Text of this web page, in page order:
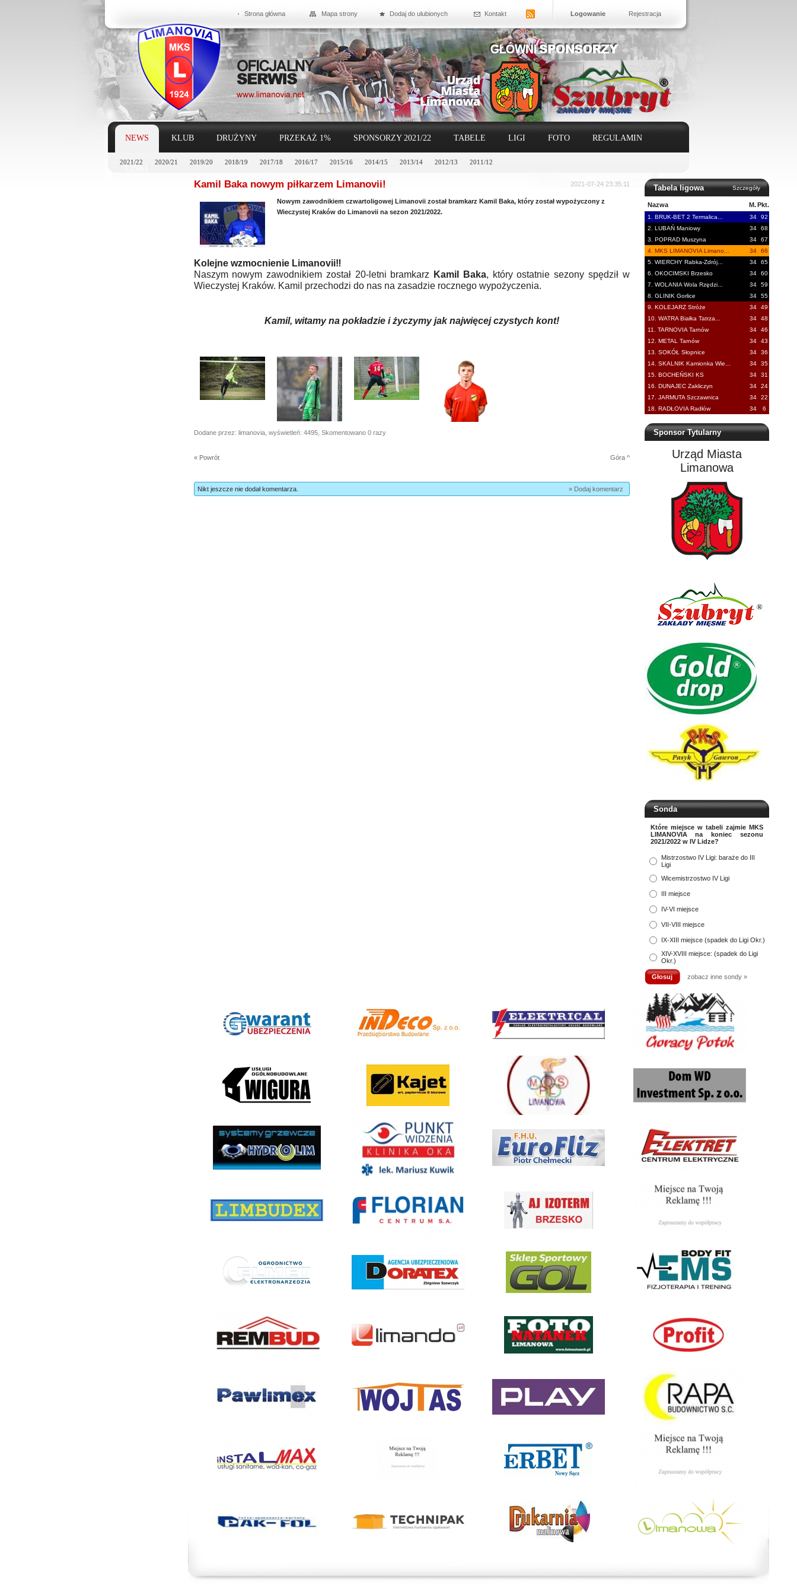
Strona główna Mapa strony Dodaj do ulubionych Kontakt Logowanie Rejestracja
NEWS
2021/22 2020/21 2019/20 2018/19 2017/18 2016/17 2015/16 2014/15 2013/14 2012/13 2011/12
KLUB DRUŻYNY PRZEKAŻ 1% SPONSORZY 2021/22 TABELE LIGI FOTO REGULAMIN
Tabela ligowa Szczegóły
Nazwa M. Pkt.
1. BRUK-BET 2 Termalica... 34
92
2. LUBAŃ Maniowy
34
68
3. POPRAD Muszyna
34
67
4. MKS LIMANOVIA Limano...
34
66
5. WIERCHY Rabka-Zdrój...
34
65
6. OKOCIMSKI Brzesko
34
60
7. WOLANIA Wola Rzędzi...
34
59
8. GLINIK Gorlice
34
55
9. KOLEJARZ Stróże
34
49
10. WATRA Białka Tatrza...
34
48
11. TARNOVIA Tarnów
34
46
12. METAL Tarnów
34
43
13. SOKÓŁ Słopnice
34
36
14. SKALNIK Kamionka Wie...
34
35
15. BOCHEŃSKI KS
34
31
16. DUNAJEC Zakliczyn
34
24
17. JARMUTA Szczawnica
34
22
18. RADŁOVIA Radłów
34 6
Sponsor Tytularny
Urząd Miasta
Limanowa
Sonda
Które miejsce w tabeli zajmie MKS
LIMANOVIA na koniec sezonu
2021/2022 w IV Lidze?
Mistrzostwo IV Ligi: baraże do III
Ligi
Wicemistrzostwo IV Ligi
III miejsce
IV-VI miejsce
VII-VIII miejsce
IX-XIII miejsce (spadek do Ligi Okr.)
XIV-XVIII miejsce: (spadek do Ligi
Okr.)
zobacz inne sondy »
Kamil Baka nowym piłkarzem Limanovii! 2021-07-24 23:35:11
Nowym zawodnikiem czwartoligowej Limanovii został bramkarz Kamil Baka, który został wypożyczony z
Wieczystej Kraków do Limanovii na sezon 2021/2022.
Kolejne wzmocnienie Limanovii‼
Naszym nowym zawodnikiem został 20-letni bramkarz
Kamil Baka, który ostatnie sezony spędził w
Wieczystej Kraków. Kamil przechodzi do nas na zasadzie rocznego wypożyczenia.
Kamil, witamy na pokładzie i życzymy jak najwięcej czystych kont!
Dodane przez: limanovia, wyświetleń: 4495, Skomentowano 0 razy
« Powrót Góra ^
Nikt jeszcze nie dodał komentarza. » Dodaj komentarz